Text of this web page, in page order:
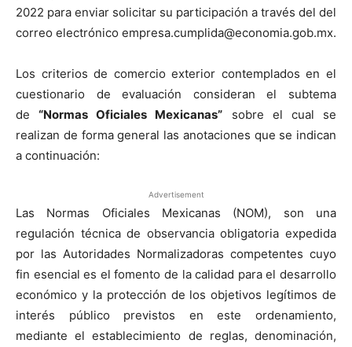
2022 para enviar solicitar su participación a través del del
correo electrónico empresa.cumplida@economia.gob.mx.
Los criterios de comercio exterior contemplados en el
cuestionario de evaluación consideran el subtema
de“Normas Oficiales Mexicanas” sobre el cual se
realizan de forma general las anotaciones que se indican
a continuación:
Advertisement
Las Normas Oficiales Mexicanas (NOM), son una
regulación técnica de observancia obligatoria expedida
por las Autoridades Normalizadoras competentes cuyo
fin esencial es el fomento de la calidad para el desarrollo
económico y la protección de los objetivos legítimos de
interés público previstos en este ordenamiento,
mediante el establecimiento de reglas, denominación,